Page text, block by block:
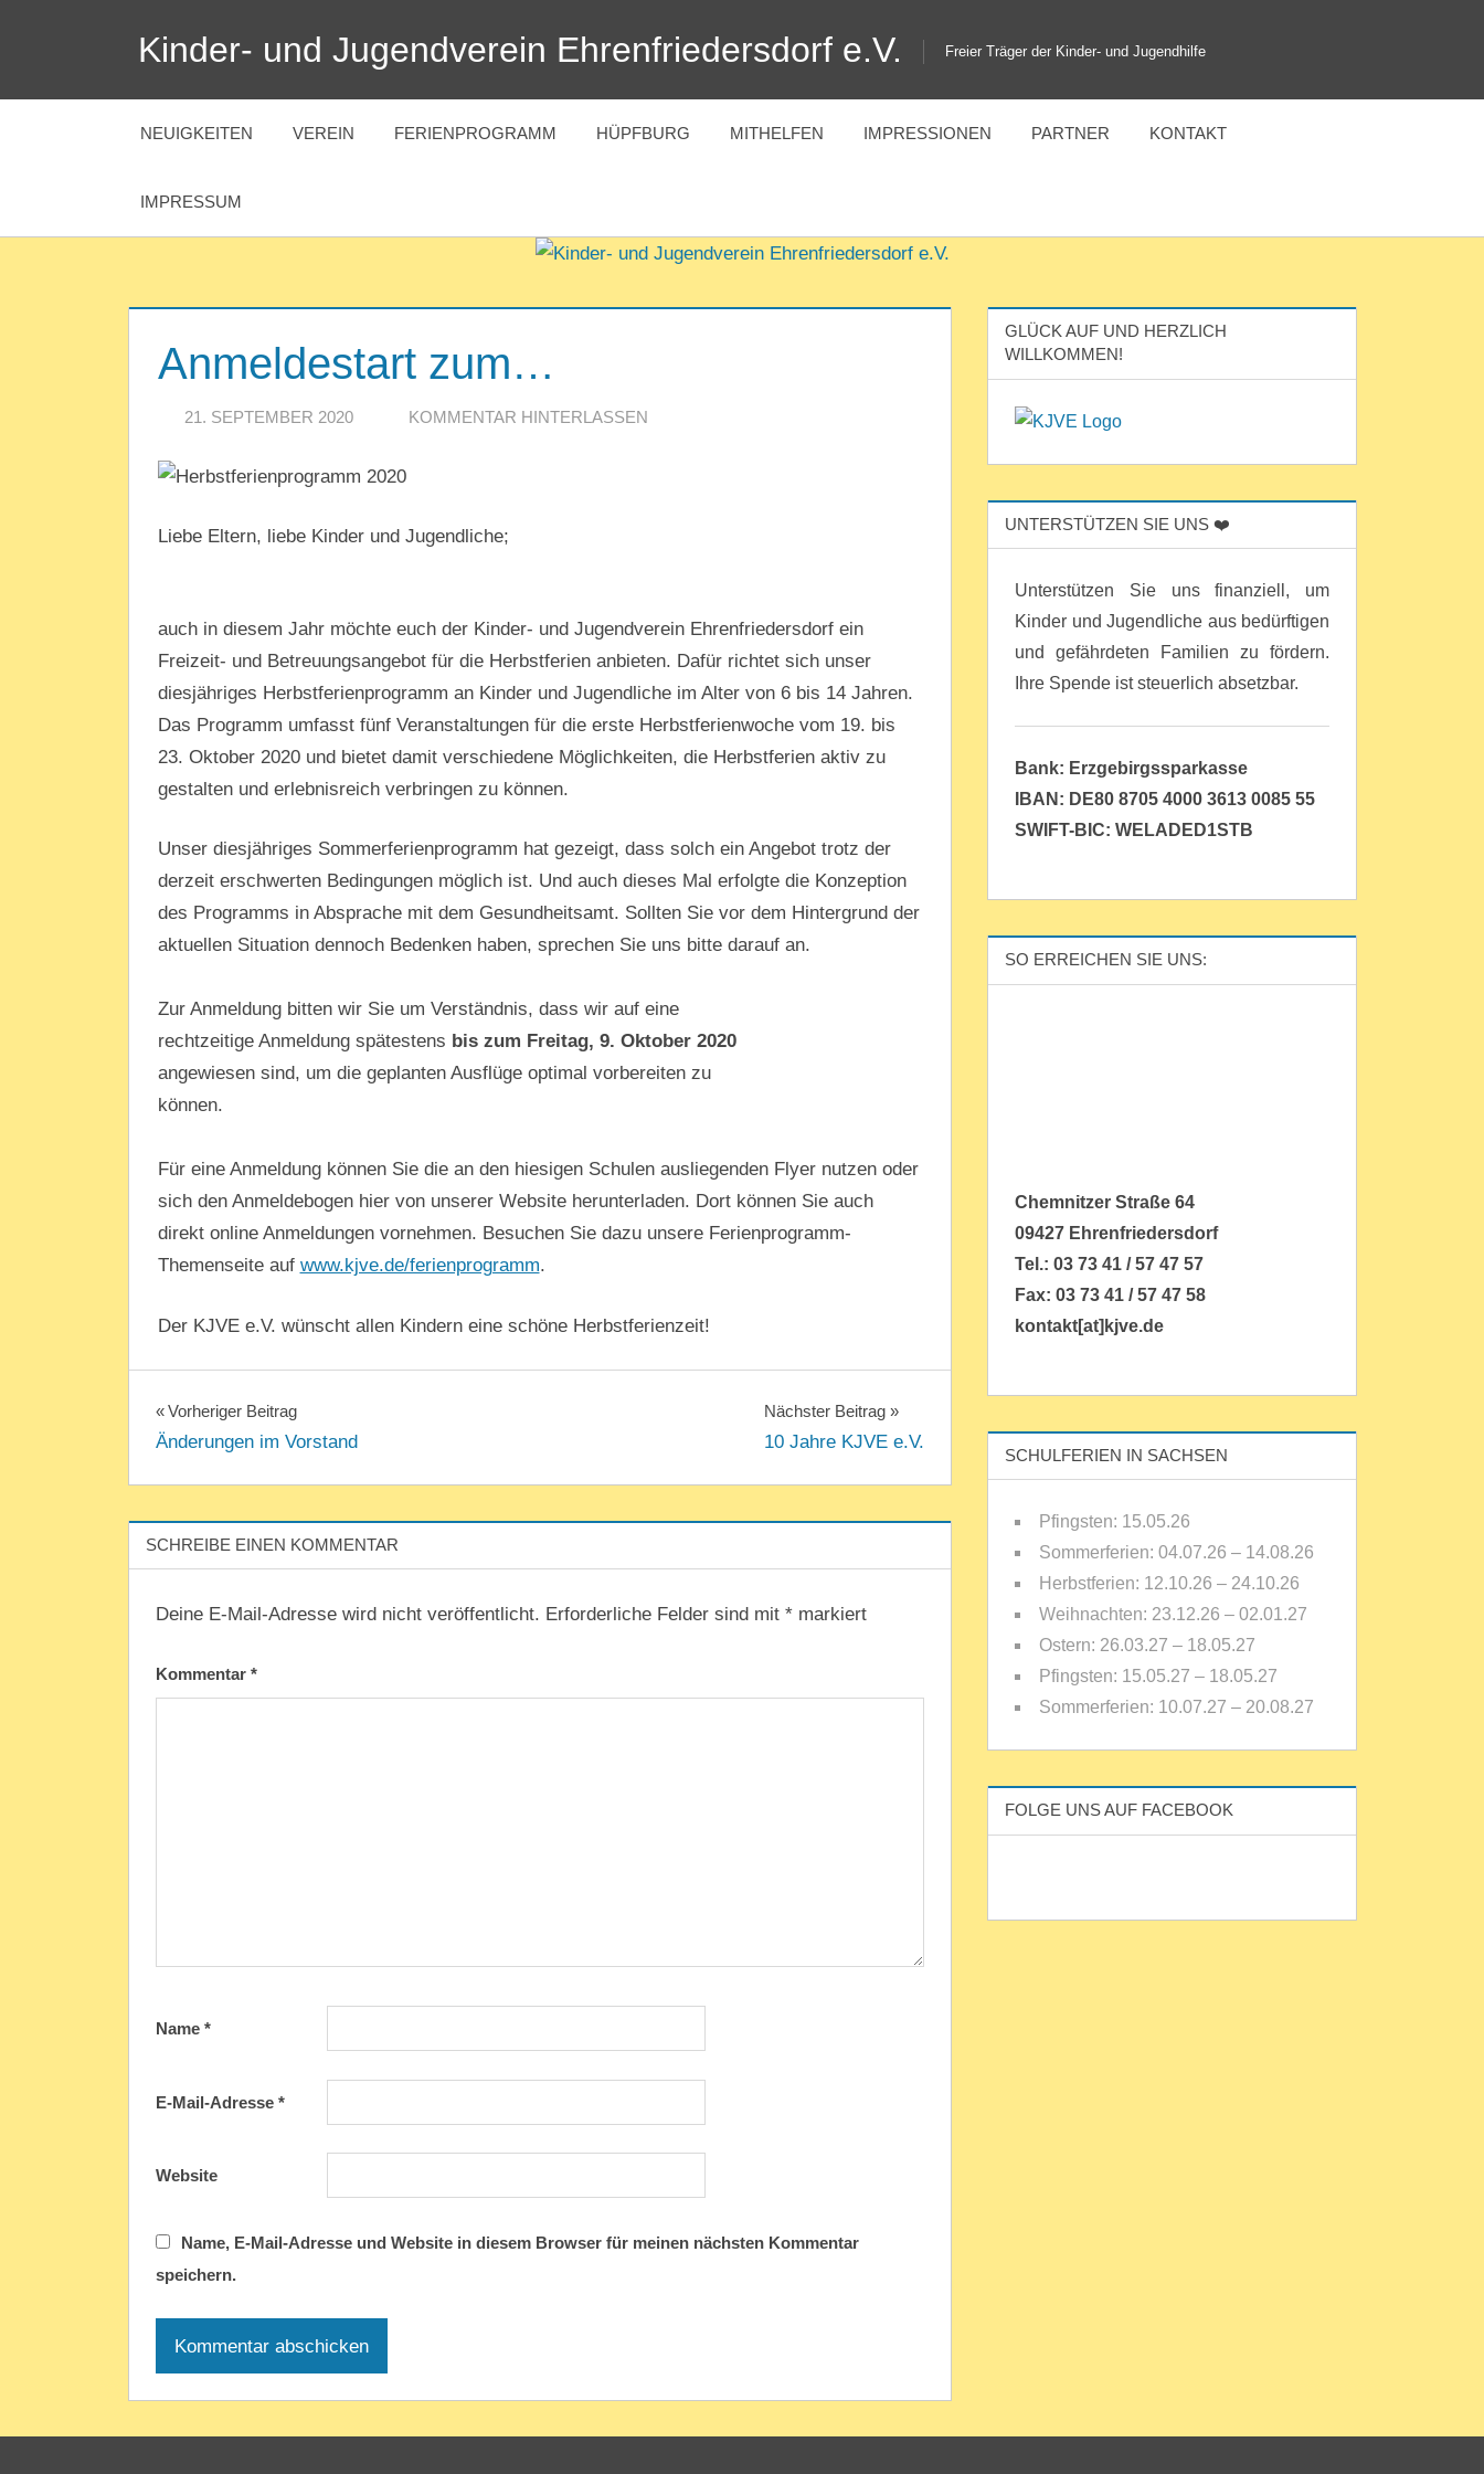
Kinder- und Jugendverein Ehrenfriedersdorf e.V. Freier Träger der Kinder- und Jugendhilfe
NEUIGKEITEN VEREIN FERIENPROGRAMM HÜPFBURG MITHELFEN IMPRESSIONEN PARTNER KONTAKT
IMPRESSUM
Anmeldestart zum…
21. SEPTEMBER 2020 REDAKTION
KOMMENTAR HINTERLASSEN
Liebe Eltern, liebe Kinder und Jugendliche;
auch in diesem Jahr möchte euch der Kinder- und Jugendverein Ehrenfriedersdorf ein
Freizeit- und Betreuungsangebot für die Herbstferien anbieten. Dafür richtet sich unser
diesjähriges Herbstferienprogramm an Kinder und Jugendliche im Alter von 6 bis 14 Jahren.
Das Programm umfasst fünf Veranstaltungen für die erste Herbstferienwoche vom 19. bis
23. Oktober 2020 und bietet damit verschiedene Möglichkeiten, die Herbstferien aktiv zu
gestalten und erlebnisreich verbringen zu können.
Unser diesjähriges Sommerferienprogramm hat gezeigt, dass solch ein Angebot trotz der
derzeit erschwerten Bedingungen möglich ist. Und auch dieses Mal erfolgte die Konzeption
des Programms in Absprache mit dem Gesundheitsamt. Sollten Sie vor dem Hintergrund der
aktuellen Situation dennoch Bedenken haben, sprechen Sie uns bitte darauf an.
Zur Anmeldung bitten wir Sie um Verständnis, dass wir auf eine
rechtzeitige Anmeldung spätestens bis zum Freitag, 9. Oktober 2020
angewiesen sind, um die geplanten Ausflüge optimal vorbereiten zu
können.
Für eine Anmeldung können Sie die an den hiesigen Schulen ausliegenden Flyer nutzen oder
sich den Anmeldebogen hier von unserer Website herunterladen. Dort können Sie auch
direkt online Anmeldungen vornehmen. Besuchen Sie dazu unsere Ferienprogramm-
Themenseite auf www.kjve.de/ferienprogramm.
Der KJVE e.V. wünscht allen Kindern eine schöne Herbstferienzeit!
FERIENPROGRAMM
KJVE
Beitragsnavigation
Vorheriger Beitrag
Änderungen im Vorstand
Nächster Beitrag
10 Jahre KJVE e.V.
SCHREIBE EINEN KOMMENTAR
Deine E-Mail-Adresse wird nicht veröffentlicht. Erforderliche Felder sind mit * markiert
Kommentar *
Name *
E-Mail-Adresse *
Website
Name, E-Mail-Adresse und Website in diesem Browser für meinen nächsten Kommentar
speichern.
GLÜCK AUF UND HERZLICH
WILLKOMMEN!
UNTERSTÜTZEN SIE UNS ❤️
Unterstützen Sie uns finanziell, um
Kinder und Jugendliche aus bedürftigen
und gefährdeten Familien zu fördern.
Ihre Spende ist steuerlich absetzbar.
Bank: Erzgebirgssparkasse
IBAN: DE80 8705 4000 3613 0085 55
SWIFT-BIC: WELADED1STB
SO ERREICHEN SIE UNS:
Chemnitzer Straße 64
09427 Ehrenfriedersdorf
Tel.: 03 73 41 / 57 47 57
Fax: 03 73 41 / 57 47 58
kontakt[at]kjve.de
SCHULFERIEN IN SACHSEN
Pfingsten: 15.05.26
Sommerferien: 04.07.26 – 14.08.26
Herbstferien: 12.10.26 – 24.10.26
Weihnachten: 23.12.26 – 02.01.27
Ostern: 26.03.27 – 18.05.27
Pfingsten: 15.05.27 – 18.05.27
Sommerferien: 10.07.27 – 20.08.27
FOLGE UNS AUF FACEBOOK